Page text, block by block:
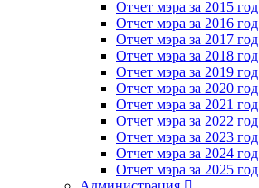
Отчет мэра за 2015 год
Отчет мэра за 2016 год
Отчет мэра за 2017 год
Отчет мэра за 2018 год
Отчет мэра за 2019 год
Отчет мэра за 2020 год
Отчет мэра за 2021 год
Отчет мэра за 2022 год
Отчет мэра за 2023 год
Отчет мэра за 2024 год
Отчет мэра за 2025 год